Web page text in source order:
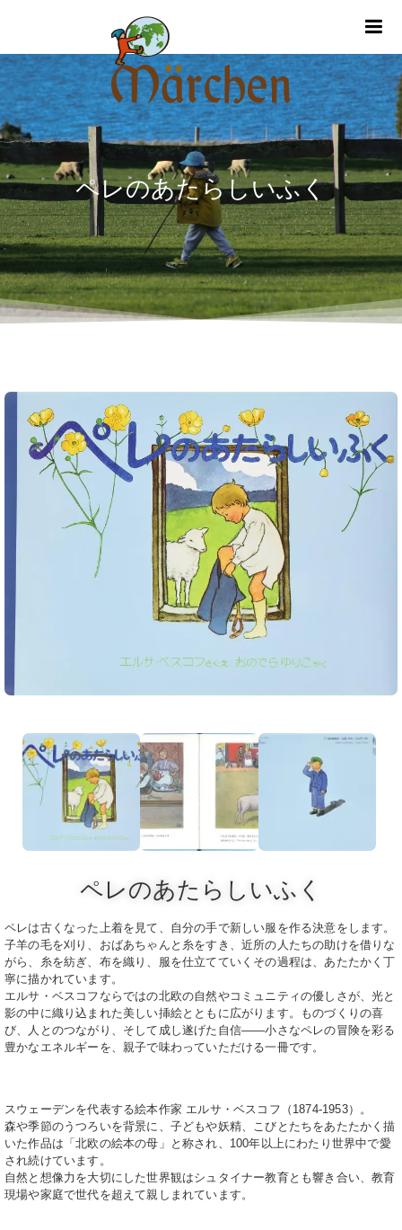
ペレのあたらしいふく
ペレのあたらしいふく
ペレは古くなった上着を見て、自分の手で新しい服を作る決意をします。
子羊の毛を刈り、おばあちゃんと糸をすき、近所の人たちの助けを借りな
がら、糸を紡ぎ、布を織り、服を仕立てていくその過程は、あたたかく丁
寧に描かれています。
エルサ・ベスコフならではの北欧の自然やコミュニティの優しさが、光と
影の中に織り込まれた美しい挿絵とともに広がります。ものづくりの喜
び、人とのつながり、そして成し遂げた自信――小さなペレの冒険を彩る
豊かなエネルギーを、親子で味わっていただける一冊です。
スウェーデンを代表する絵本作家 エルサ・ベスコフ（1874-1953）。
森や季節のうつろいを背景に、子どもや妖精、こびとたちをあたたかく描
いた作品は「北欧の絵本の母」と称され、100年以上にわたり世界中で愛
され続けています。
自然と想像力を大切にした世界観はシュタイナー教育とも響き合い、教育
現場や家庭で世代を超えて親しまれています。